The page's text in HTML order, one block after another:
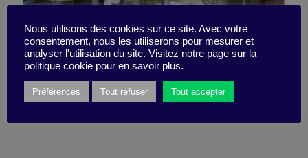
Run a 90-day trial
20 March 2023
Nous utilisons des cookies sur ce site. Avec votre
consentement, nous les utiliserons pour mesurer et
analyser l'utilisation du site. Visitez notre page sur la
politique cookie pour en savoir plus.
Préférences Tout refuser Tout accepter